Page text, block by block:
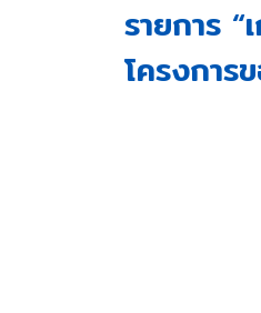
รายการ
โครงการ